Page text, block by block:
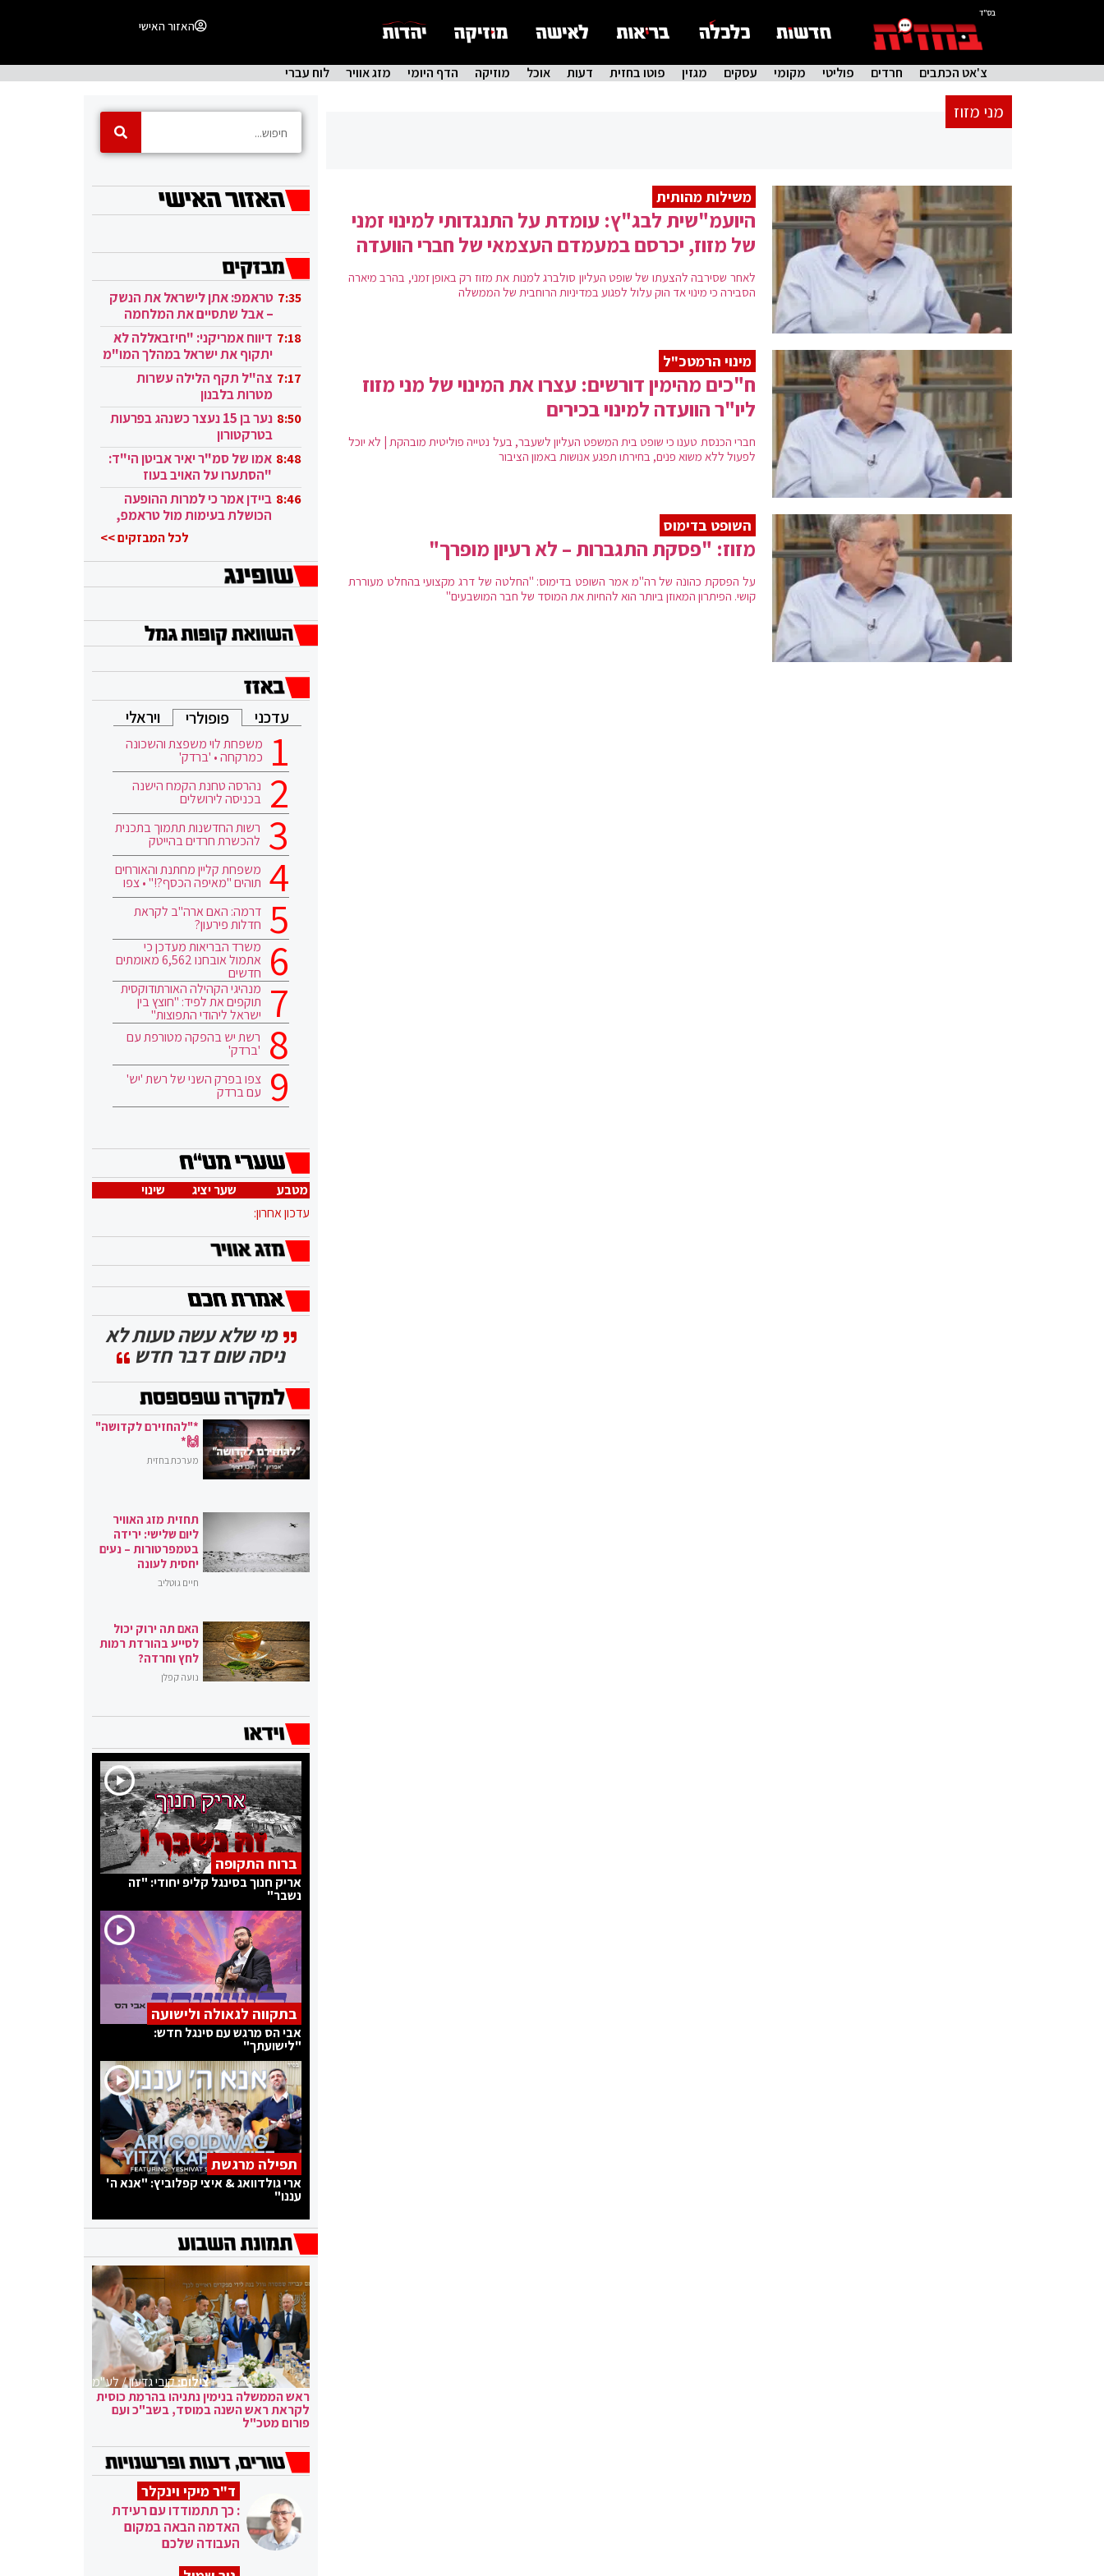
בס"ד
האזור האישי
צ'אט הכתבים חרדים פוליטי מקומי עסקים מגזין פוטו בחזית דעות אוכל מוזיקה הדף היומי מזג אוויר לוח עברי
מני מזוז
משילות מהותית
היועמ"שית לבג"ץ: עומדת על התנגדותי למינוי זמני
של מזוז, יכרסם במעמדם העצמאי של חברי הוועדה
לאחר שסירבה להצעתו של שופט העליון סולברג למנות את מזוז רק באופן זמני, בהרב מיארה
הסבירה כי מינוי אד הוק עלול לפגוע במדיניות הרוחבית של הממשלה
מינוי הרמטכ"ל
ח"כים מהימין דורשים: עצרו את המינוי של מני מזוז
ליו"ר הוועדה למינוי בכירים
חברי הכנסת טענו כי שופט בית המשפט העליון לשעבר, בעל נטייה פוליטית מובהקת | לא יוכל
לפעול ללא משוא פנים, בחירתו תפגע אנושות באמון הציבור
השופט בדימוס
מזוז: "פסקת התגברות – לא רעיון מופרך"
על הפסקת כהונה של רה"מ אמר השופט בדימוס: "החלטה של דרג מקצועי בהחלט מעוררת
קושי. הפיתרון המאוזן ביותר הוא להחיות את המוסד של חבר המושבעים"
7:35 טראמפ: אתן לישראל את הנשק
– אבל שתסיים את המלחמה
בעזה 7:18 דיווח אמריקני: "חיזבאללה לא
יתקוף את ישראל במהלך המו"מ
בקטאר" 7:17 צה"ל תקף הלילה עשרות
מטרות בלבנון
8:50
נער בן 15 נעצר כשנהג בפרעות
בטרקטורון
8:48 אמו של סמ"ר יאיר אביטן הי"ד:
"הסתערו על האויב בעוז
ובגבורה" 8:46 ביידן אמר כי למרות ההופעה
הכושלת בעימות מול טראמפ,
לכל המבזקים >>
עדכני פופולרי ויראלי
משפחת לוי משפצת והשכונה
כמרקחה • 'ברדק'
נהרסה טחנת הקמח הישנה
בכניסה לירושלים
רשות החדשנות תתמוך בתכנית
להכשרת חרדים בהייטק
משפחת קליין מחתנת והאורחים
תוהים "מאיפה הכסף?!" • צפו
דרמה: האם ארה"ב לקראת
חדלות פירעון?
משרד הבריאות מעדכן כי
אתמול אובחנו 6,562 מאומתים
חדשים
מנהיגי הקהילה האורתודוקסית
תוקפים את לפיד: "חוצץ בין
ישראל ליהודי התפוצות"
רשת יש בהפקה מטורפת עם
'ברדק'
צפו בפרק השני של רשת 'יש'
עם ברדק
מטבע שער יציג
שינוי
עדכון אחרון:
מי שלא עשה טעות לא
ניסה שום דבר חדש
*"להחזירם לקדושה"
🙌*
מערכת בחזית
תחזית מזג האוויר
ליום שלישי: ירידה
בטמפרטורות – נעים
יחסית לעונה
חיים גוטליב
האם תה ירוק יכול
לסייע בהורדת רמות
לחץ וחרדה?
נועה קפלן
ברוח התקופה
אריק חנוך בסינגל קליפ יחודי: "זה
נשבר"
בתקווה לגאולה ולישועה
אבי הס מרגש עם סינגל חדש:
"לישועתך"
תפילה מרגשת
ארי גולדוואג & איצי קפלוביץ: "אנא ה'
עננו"
צילום:קובי גדעון / לע"מ
ראש הממשלה בנימין נתניהו בהרמת כוסית
לקראת ראש השנה במוסד, בשב"כ ועם
פורום מטכ"ל
ד"ר מיקי וינקלר
: כך תתמודדו עם רעידת
האדמה הבאה במקום
העבודה שלכם